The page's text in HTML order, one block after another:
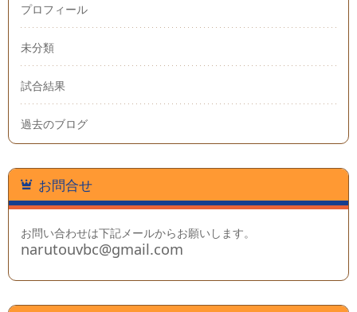
プロフィール
未分類
試合結果
過去のブログ
お問合せ
お問い合わせは下記メールからお願いします。
narutouvbc@gmail.com